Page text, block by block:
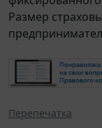
Размер
Перепечатка